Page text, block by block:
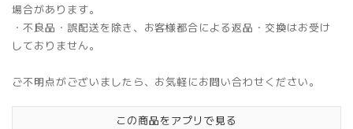
場合があります。
・不良品・誤配送を除き、お客様都合による返品・交換はお受け
しておりません。
ご不明点がございましたら、お気軽にお問い合わせください。
この商品をアプリで見る